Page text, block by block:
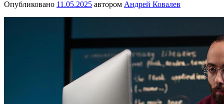
Опубликовано 11.05.2025 автором Андрей Ковалев